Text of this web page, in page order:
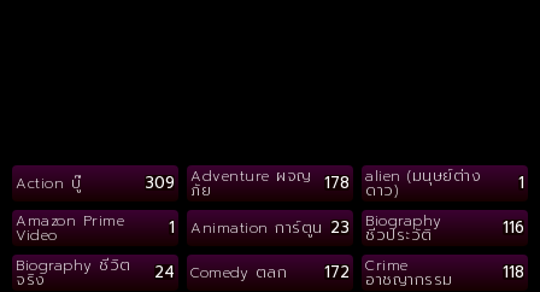
Action บู๊ 309 Adventure ผจญ
ภัย 178 alien (มนุษย์ต่าง
ดาว) 1
Amazon Prime
Video 1 Animation การ์ตูน 23 Biography
ชีวประวัติ 116
Biography ชีวิต
จริง 24 Comedy ตลก 172 Crime
อาชญากรรม 118